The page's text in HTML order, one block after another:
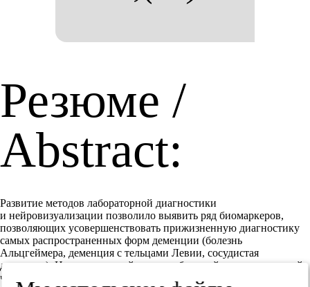
Резюме /
Abstract:
Развитие методов лабораторной диагностики
и нейровизуализации позволило выявить ряд биомаркеров,
позволяющих усовершенствовать прижизненную диагностику
самых распространенных форм деменции (болезнь
Альцгеймера, деменция с тельцами Левии, сосудистая
деменция). На сегодняшний день наибольшей диагностической
чувствительностью и специфичностью обладают молекулярные